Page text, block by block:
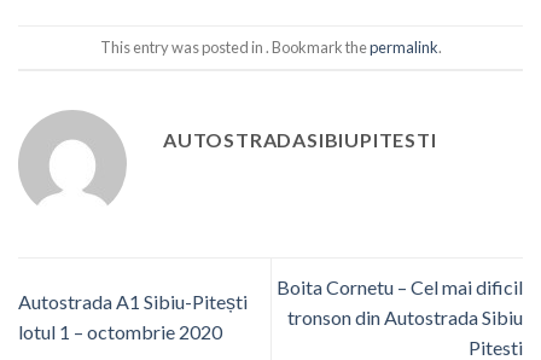
This entry was posted in . Bookmark thepermalink.
AUTOSTRADASIBIUPITESTI
Autostrada A1 Sibiu-Pitești
lotul 1 – octombrie 2020
Boita Cornetu – Cel mai dificil
tronson din Autostrada Sibiu
Pitesti